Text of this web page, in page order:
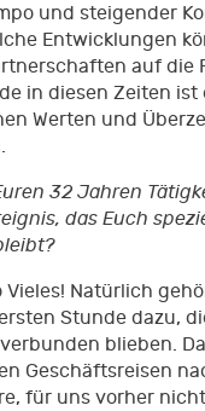
und steigender
Entwicklungen
auf die
in diesen Zeiten ist
Werten und
32 Jahren
das Euch
Vieles! Natürlich
Stunde dazu,
blieben.
Geschäftsreisen
für uns vorher